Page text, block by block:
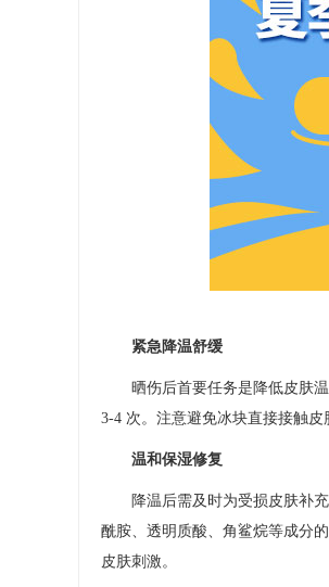
紧急降温舒缓​
晒伤后首要任务是降低皮肤温
3-4 次。注意避免冰块直接接触
温和保湿修复​
降温后需及时为受损皮肤补充
酰胺、透明质酸、角鲨烷等成分
皮肤刺激。​